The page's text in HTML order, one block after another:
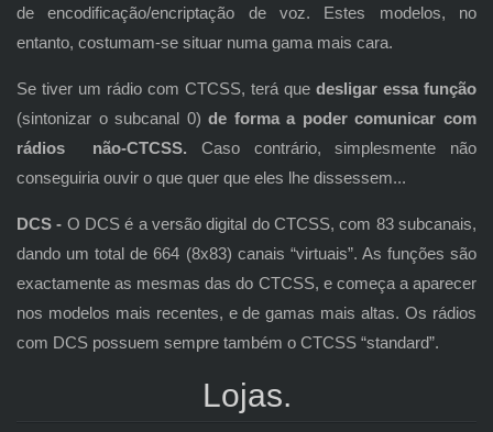
de encodificação/encriptação de voz. Estes modelos, no
entanto, costumam-se situar numa gama mais cara.
Se tiver um rádio com CTCSS, terá quedesligar essa função
(sintonizar o subcanal 0)de forma a poder comunicar com
rádios não-CTCSS. Caso contrário, simplesmente não
conseguiria ouvir o que quer que eles lhe dissessem...
DCS - O DCS é a versão digital do CTCSS, com 83 subcanais,
dando um total de 664 (8x83) canais “virtuais”. As funções são
exactamente as mesmas das do CTCSS, e começa a aparecer
nos modelos mais recentes, e de gamas mais altas. Os rádios
com DCS possuem sempre também o CTCSS “standard”.
Lojas.